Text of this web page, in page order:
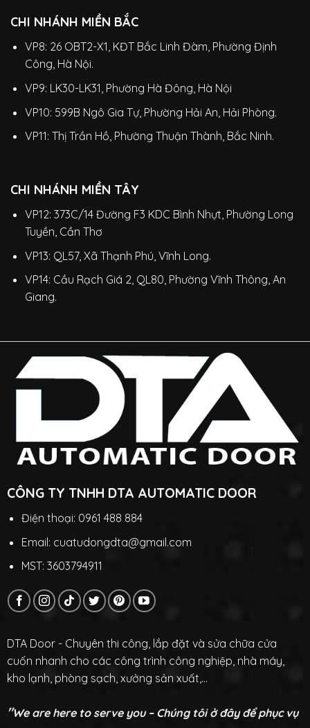
CHI NHÁNH MIỀN BẮC
VP8: 26 OBT2-X1, KĐT Bắc Linh Đàm, Phường Định
Công, Hà Nội.
VP9: LK30-LK31, Phường Hà Đông, Hà Nội
VP10: 599B Ngô Gia Tự, Phường Hải An, Hải Phòng.
VP11: Thị Trần Hồ, Phường Thuận Thành, Bắc Ninh.
CHI NHÁNH MIỀN TÂY
VP12: 373C/14 Đường F3 KDC Bình Nhựt, Phường Long
Tuyền, Cần Thơ
VP13: QL57, Xã Thạnh Phú, Vĩnh Long.
VP14: Cầu Rạch Giá 2, QL80, Phường Vĩnh Thông, An
Giang.
CÔNG TY TNHH DTA AUTOMATIC DOOR
Điện thoại: 0961 488 884
Email: cuatudongdta@gmail.com
MST: 3603794911
DTA Door - Chuyên thi công, lắp đặt và sửa chữa cửa
cuốn nhanh cho các công trình công nghiệp, nhà máy,
kho lạnh, phòng sạch, xưởng sản xuất,...
"We are here to serve you – Chúng tôi ở đây để phục vụ